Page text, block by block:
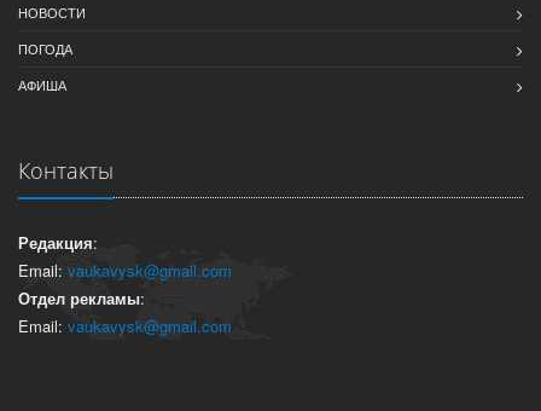
НОВОСТИ
ПОГОДА
АФИША
Контакты
Редакция:
Email: vaukavysk@gmail.com
Отдел рекламы:
Email: vaukavysk@gmail.com